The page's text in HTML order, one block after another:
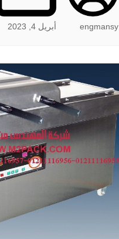
engmansy أبريل 4, 2023